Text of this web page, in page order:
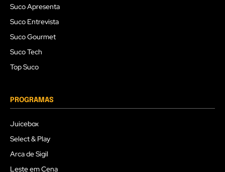
Suco Apresenta
Suco Entrevista
Suco Gourmet
Suco Tech
Top Suco
PROGRAMAS
Juicebox
Select & Play
Arca de Sigil
Leste em Cena